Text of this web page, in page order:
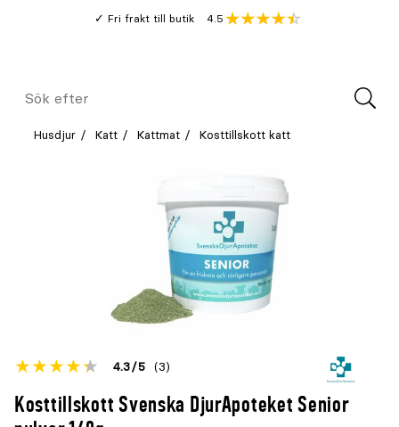
Fri frakt till butik
Genomsnitt
4.5
Meny
Sök
Husdjur Katt Kattmat Kosttillskott katt
Kosttillskott Svenska DjurApoteket Senior
Betyget
denna
4.3 5 (3)
Öppna
recensioner